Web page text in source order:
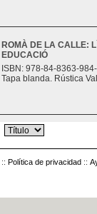
ROMÀ DE LA CALLE:
EDUCACIÓ
ISBN: 978-84-8363-
Tapa blanda. Rústica
:: Política de privacidad ::